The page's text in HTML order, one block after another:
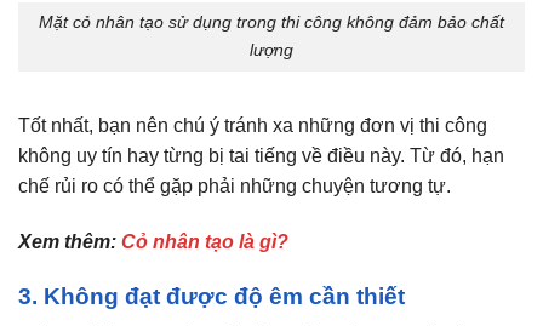
Mặt cỏ nhân tạo sử dụng trong thi công không đảm bảo chất
lượng
Tốt nhất, bạn nên chú ý tránh xa những đơn vị thi công
không uy tín hay từng bị tai tiếng về điều này. Từ đó, hạn
chế rủi ro có thể gặp phải những chuyện tương tự.
Xem thêm: Cỏ nhân tạo là gì?
3. Không đạt được độ êm cần thiết